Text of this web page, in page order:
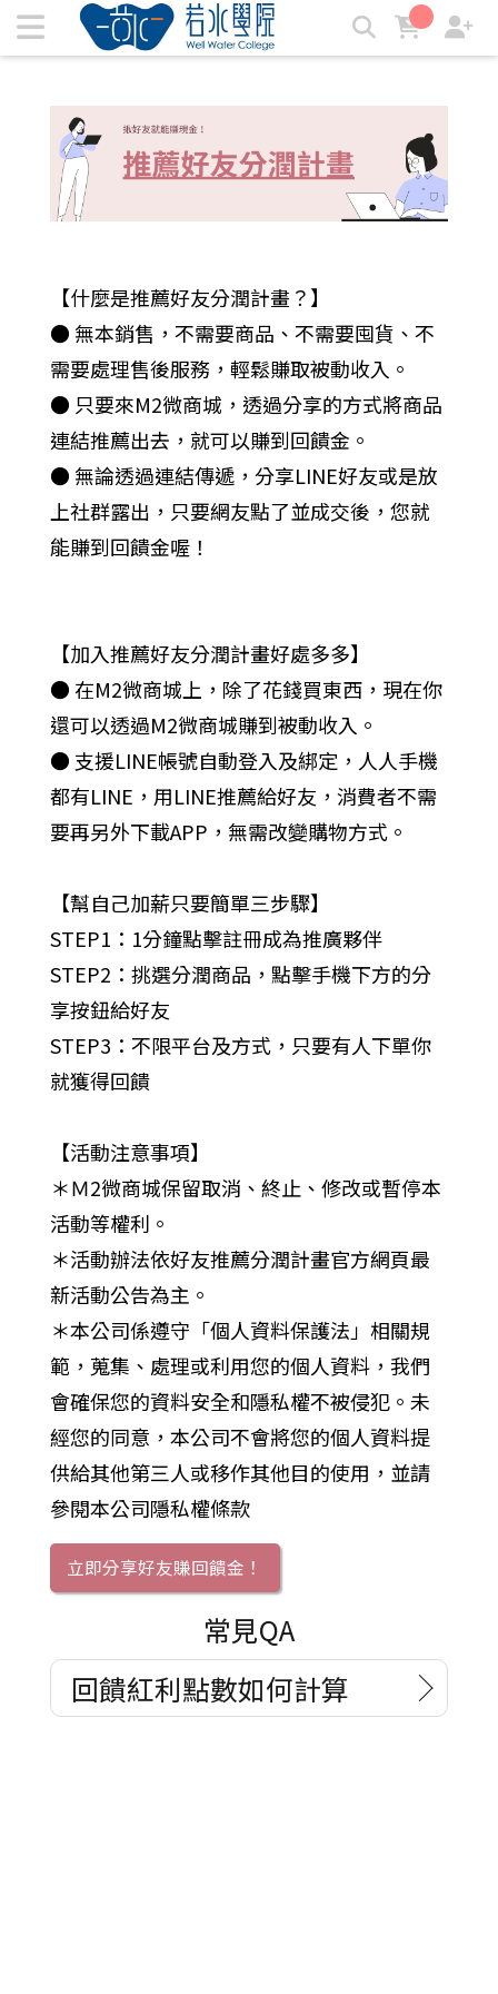
推薦好友推薦計劃，賺取紅利點數！ | 若水學院
【什麼是推薦好友分潤計畫？】
● 無本銷售，不需要商品、不需要囤貨、不
需要處理售後服務，輕鬆賺取被動收入。
● 只要來M2微商城，透過分享的方式將商品
連結推薦出去，就可以賺到回饋金。
● 無論透過連結傳遞，分享LINE好友或是放
上社群露出，只要網友點了並成交後，您就
能賺到回饋金喔！
【加入推薦好友分潤計畫好處多多】
● 在M2微商城上，除了花錢買東西，現在你
還可以透過M2微商城賺到被動收入。
● 支援LINE帳號自動登入及綁定，人人手機
都有LINE，用LINE推薦給好友，消費者不需
要再另外下載APP，無需改變購物方式。
【幫自己加薪只要簡單三步驟】
STEP1：1分鐘點擊註冊成為推廣夥伴
STEP2：挑選分潤商品，點擊手機下方的分
享按鈕給好友
STEP3：不限平台及方式，只要有人下單你
就獲得回饋
【活動注意事項】
＊Ｍ2微商城保留取消、終止、修改或暫停本
活動等權利。
＊活動辦法依好友推薦分潤計畫官方網頁最
新活動公告為主。
＊本公司係遵守「個人資料保護法」相關規
範，蒐集、處理或利用您的個人資料，我們
會確保您的資料安全和隱私權不被侵犯。未
經您的同意，本公司不會將您的個人資料提
供給其他第三人或移作其他目的使用，並請
參閱本公司隱私權條款
立即分享好友賺回饋金！
常見QA
回饋紅利點數如何計算